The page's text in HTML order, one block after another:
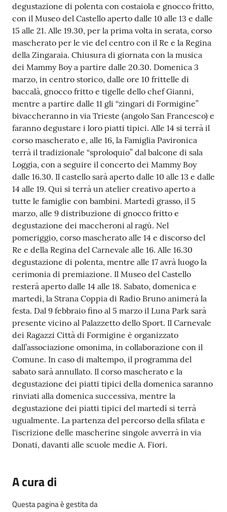
degustazione di polenta con costaiola e gnocco fritto,
con il Museo del Castello aperto dalle 10 alle 13 e dalle
15 alle 21. Alle 19.30, per la prima volta in serata, corso
mascherato per le vie del centro con il Re e la Regina
della Zingaraia. Chiusura di giornata con la musica
dei Mammy Boy a partire dalle 20.30. Domenica 3
marzo, in centro storico, dalle ore 10 frittelle di
baccalà, gnocco fritto e tigelle dello chef Gianni,
mentre a partire dalle 11 gli “zingari di Formigine”
bivaccheranno in via Trieste (angolo San Francesco) e
faranno degustare i loro piatti tipici. Alle 14 si terrà il
corso mascherato e, alle 16, la Famiglia Pavironica
terrà il tradizionale “sproloquio” dal balcone di sala
Loggia, con a seguire il concerto dei Mammy Boy
dalle 16.30. Il castello sarà aperto dalle 10 alle 13 e dalle
14 alle 19. Qui si terrà un atelier creativo aperto a
tutte le famiglie con bambini. Martedì grasso, il 5
marzo, alle 9 distribuzione di gnocco fritto e
degustazione dei maccheroni al ragù. Nel
pomeriggio, corso mascherato alle 14 e discorso del
Re e della Regina del Carnevale alle 16. Alle 16.30
degustazione di polenta, mentre alle 17 avrà luogo la
cerimonia di premiazione. Il Museo del Castello
resterà aperto dalle 14 alle 18. Sabato, domenica e
martedì, la Strana Coppia di Radio Bruno animerà la
festa. Dal 9 febbraio fino al 5 marzo il Luna Park sarà
presente vicino al Palazzetto dello Sport. Il Carnevale
dei Ragazzi Città di Formigine è organizzato
dall’associazione omonima, in collaborazione con il
Comune. In caso di maltempo, il programma del
sabato sarà annullato. Il corso mascherato e la
degustazione dei piatti tipici della domenica saranno
rinviati alla domenica successiva, mentre la
degustazione dei piatti tipici del martedì si terrà
ugualmente. La partenza del percorso della sfilata e
l'iscrizione delle mascherine singole avverrà in via
Donati, davanti alle scuole medie A. Fiori.
A cura di
Questa pagina è gestita da